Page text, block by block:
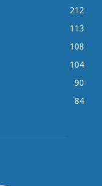
212
113
108
104
90
84